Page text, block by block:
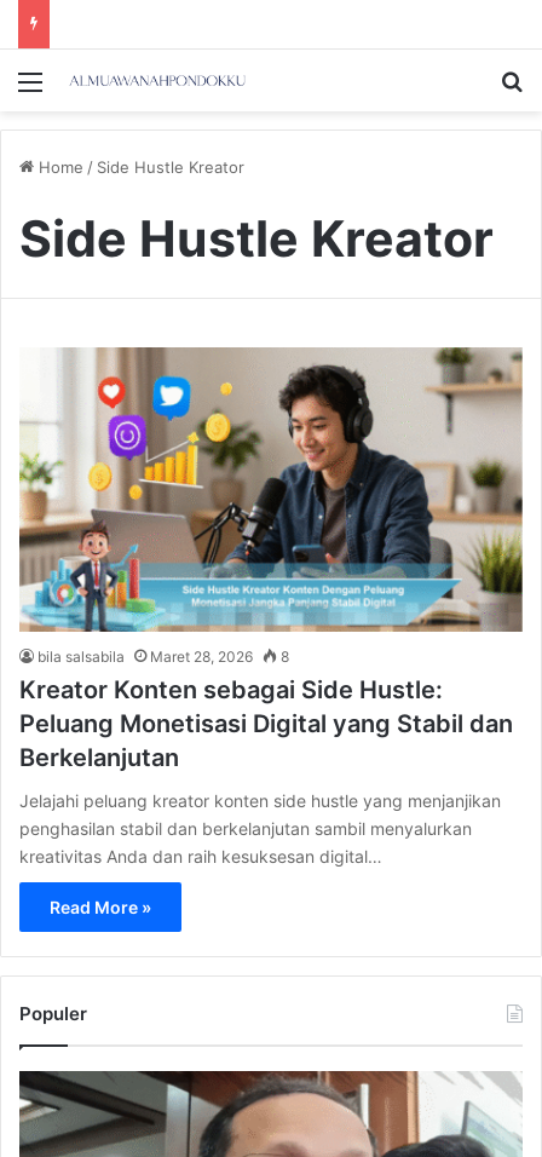
Menu
Home / Side Hustle Kreator
Side Hustle Kreator
bila salsabila Maret 28, 2026 8
Kreator Konten sebagai Side Hustle:
Peluang Monetisasi Digital yang Stabil dan
Berkelanjutan
Jelajahi peluang kreator konten side hustle yang menjanjikan
penghasilan stabil dan berkelanjutan sambil menyalurkan
kreativitas Anda dan raih kesuksesan digital…
Read More »
Populer